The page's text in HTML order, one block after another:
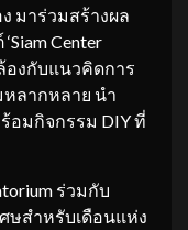
มาร่วมสร้างผล
Center
องกับแนวคิดการ
ลากหลาย นำ
อมกิจกรรม DIY ที่
ร่วมกับ
ษสำหรับเดือนแห่ง